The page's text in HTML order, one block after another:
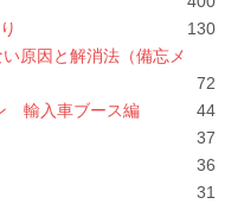
130
原因と解消法（備忘メ
72
輸入車ブース編
44
37
36
31